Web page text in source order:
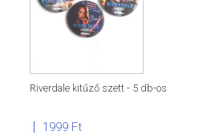
Riverdale kitűző szett - 5 db-os
1999 Ft